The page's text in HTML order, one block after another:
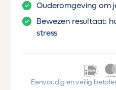
Ouderomgeving om
Bewezen resultaat:
stress
Eenvoudig en veilig